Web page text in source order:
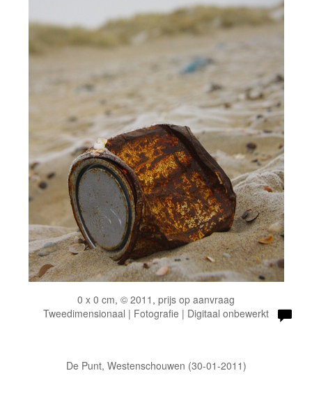
0 x 0 cm, © 2011, prijs op aanvraag
Tweedimensionaal | Fotografie | Digitaal onbewerkt
De Punt, Westenschouwen (30-01-2011)